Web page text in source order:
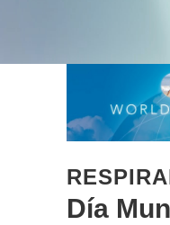
Día